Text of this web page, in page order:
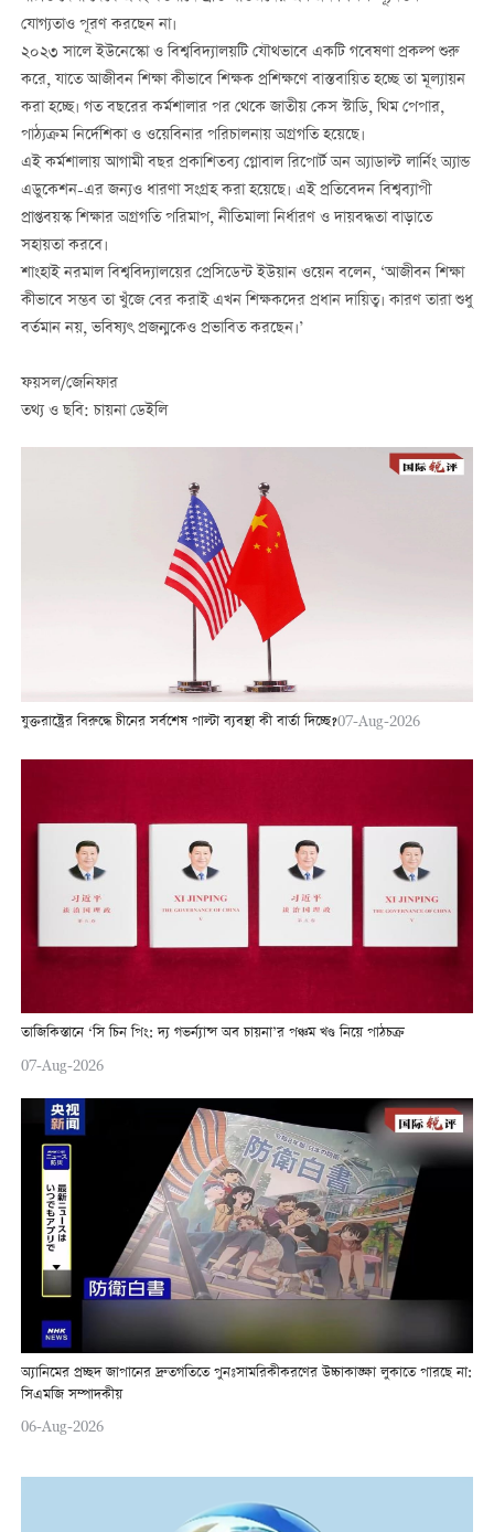
যোগ্যতাও পূরণ করছেন না।
২০২৩ সালে ইউনেস্কো ও বিশ্ববিদ্যালয়টি যৌথভাবে একটি গবেষণা প্রকল্প শুরু
করে, যাতে আজীবন শিক্ষা কীভাবে শিক্ষক প্রশিক্ষণে বাস্তবায়িত হচ্ছে তা মূল্যায়ন
করা হচ্ছে। গত বছরের কর্মশালার পর থেকে জাতীয় কেস স্টাডি, থিম পেপার,
পাঠ্যক্রম নির্দেশিকা ও ওয়েবিনার পরিচালনায় অগ্রগতি হয়েছে।
এই কর্মশালায় আগামী বছর প্রকাশিতব্য গ্লোবাল রিপোর্ট অন অ্যাডাল্ট লার্নিং অ্যান্ড
এডুকেশন-এর জন্যও ধারণা সংগ্রহ করা হয়েছে। এই প্রতিবেদন বিশ্বব্যাপী
প্রাপ্তবয়স্ক শিক্ষার অগ্রগতি পরিমাপ, নীতিমালা নির্ধারণ ও দায়বদ্ধতা বাড়াতে
সহায়তা করবে।
শাংহাই নরমাল বিশ্ববিদ্যালয়ের প্রেসিডেন্ট ইউয়ান ওয়েন বলেন, ‘আজীবন শিক্ষা
কীভাবে সম্ভব তা খুঁজে বের করাই এখন শিক্ষকদের প্রধান দায়িত্ব। কারণ তারা শুধু
বর্তমান নয়, ভবিষ্যৎ প্রজন্মকেও প্রভাবিত করছেন।’
ফয়সল/জেনিফার
তথ্য ও ছবি: চায়না ডেইলি
যুক্তরাষ্ট্রের বিরুদ্ধে চীনের সর্বশেষ পাল্টা ব্যবস্থা কী বার্তা দিচ্ছে?07-Aug-2026
তাজিকিস্তানে ‘সি চিন পিং: দ্য গভর্ন্যান্স অব চায়না’র পঞ্চম খণ্ড নিয়ে পাঠচক্র
07-Aug-2026
অ্যানিমের প্রচ্ছদ জাপানের দ্রুতগতিতে পুনঃসামরিকীকরণের উচ্চাকাঙ্ক্ষা লুকাতে পারছে না:
সিএমজি সম্পাদকীয়
06-Aug-2026